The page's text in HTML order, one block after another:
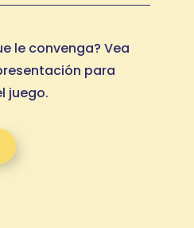
le convenga? Vea
para
juego.